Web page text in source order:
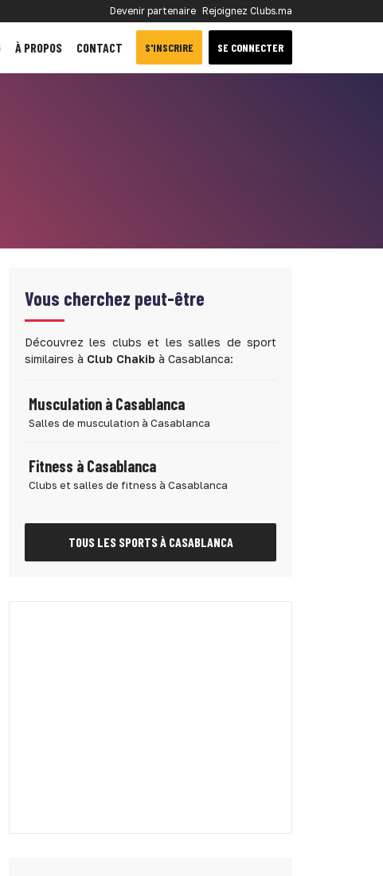
Devenir partenaire Rejoignez Clubs.ma
À PROPOS CONTACT S'INSCRIRE SE CONNECTER
Vous cherchez peut-être
Découvrez les clubs et les salles de sport
similaires à Club Chakib à Casablanca:
Musculation à Casablanca
Salles de musculation à Casablanca
Fitness à Casablanca
Clubs et salles de fitness à Casablanca
TOUS LES SPORTS À CASABLANCA